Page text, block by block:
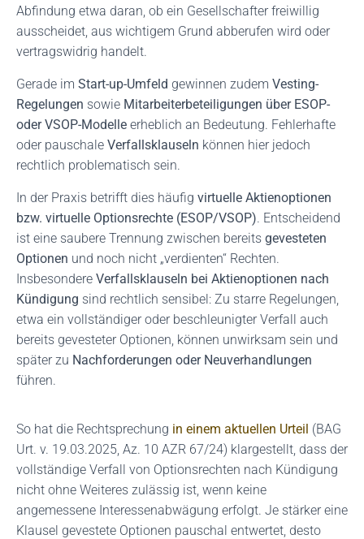
Abfindung etwa daran, ob ein Gesellschafter freiwillig
ausscheidet, aus wichtigem Grund abberufen wird oder
vertragswidrig handelt.
Gerade im Start-up-Umfeld gewinnen zudem Vesting-
Regelungen sowie Mitarbeiterbeteiligungen über ESOP-
oder VSOP-Modelle erheblich an Bedeutung. Fehlerhafte
oder pauschale Verfallsklauseln können hier jedoch
rechtlich problematisch sein.
In der Praxis betrifft dies häufig virtuelle Aktienoptionen
bzw. virtuelle Optionsrechte (ESOP/VSOP). Entscheidend
ist eine saubere Trennung zwischen bereits gevesteten
Optionen und noch nicht „verdienten“ Rechten.
Insbesondere Verfallsklauseln bei Aktienoptionen nach
Kündigung sind rechtlich sensibel: Zu starre Regelungen,
etwa ein vollständiger oder beschleunigter Verfall auch
bereits gevesteter Optionen, können unwirksam sein und
später zu Nachforderungen oder Neuverhandlungen
führen.
So hat die Rechtsprechung in einem aktuellen Urteil (BAG
Urt. v. 19.03.2025, Az. 10 AZR 67/24) klargestellt, dass der
vollständige Verfall von Optionsrechten nach Kündigung
nicht ohne Weiteres zulässig ist, wenn keine
angemessene Interessenabwägung erfolgt. Je stärker eine
Klausel gevestete Optionen pauschal entwertet, desto